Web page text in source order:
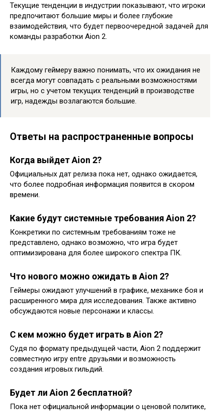
Текущие тенденции в индустрии показывают, что игроки
предпочитают большие миры и более глубокие
взаимодействия, что будет первоочередной задачей для
команды разработки Aion 2.
Каждому геймеру важно понимать, что их ожидания не
всегда могут совпадать с реальными возможностями
игры, но с учетом текущих тенденций в производстве
игр, надежды возлагаются большие.
Ответы на распространенные вопросы
Когда выйдет Aion 2?
Официальных дат релиза пока нет, однако ожидается,
что более подробная информация появится в скором
времени.
Какие будут системные требования Aion 2?
Конкретики по системным требованиям тоже не
представлено, однако возможно, что игра будет
оптимизирована для более широкого спектра ПК.
Что нового можно ожидать в Aion 2?
Геймеры ожидают улучшений в графике, механике боя и
расширенного мира для исследования. Также активно
обсуждаются новые персонажи и классы.
С кем можно будет играть в Aion 2?
Судя по формату предыдущей части, Aion 2 поддержит
совместную игру entre друзьями и возможность
создания игровых гильдий.
Будет ли Aion 2 бесплатной?
Пока нет официальной информации о ценовой политике,